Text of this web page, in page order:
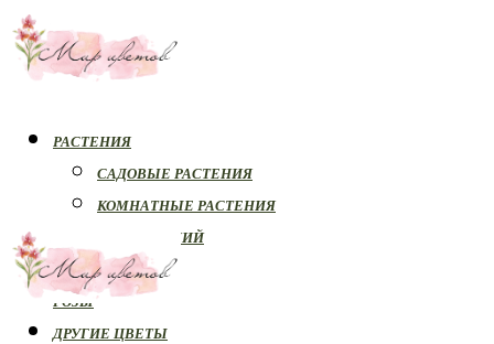
РАСТЕНИЯ
САДОВЫЕ РАСТЕНИЯ
КОМНАТНЫЕ РАСТЕНИЯ
БОЛЕЗНИ РАСТЕНИЙ
ОРХИДЕИ
РОЗЫ
ДРУГИЕ ЦВЕТЫ